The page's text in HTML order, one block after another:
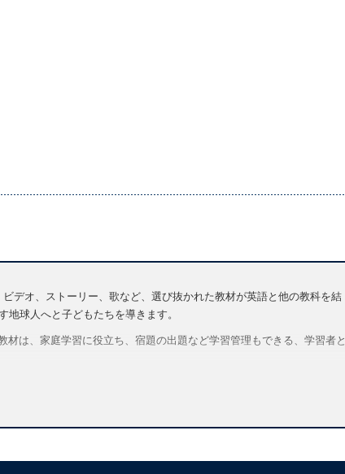
デオ、ストーリー、歌など、選び抜かれた教材が英語と他の教科を結
球人へと子どもたちを導きます。
は、家庭学習に役立ち、宿題の出題など学習管理もできる、学習者と